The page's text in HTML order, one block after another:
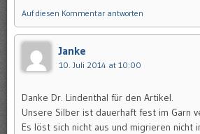
Auf diesen Kommentar antworten
Janke
10. Juli 2014 at 10:00
Danke Dr. Lindenthal für den Artikel.
Unsere Silber ist dauerhaft fest im Garn
Es löst sich nicht aus und migrieren nicht